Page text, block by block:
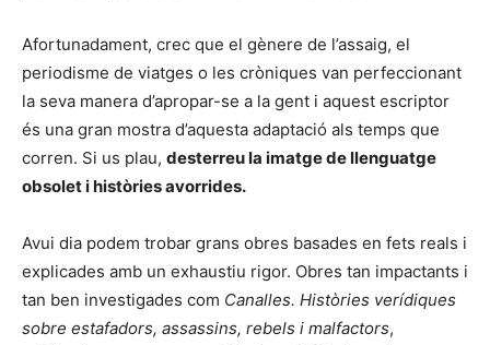
Afortunadament, crec que el gènere de l’assaig, el
periodisme de viatges o les cròniques van perfeccionant
la seva manera d’apropar-se a la gent i aquest escriptor
és una gran mostra d’aquesta adaptació als temps que
corren. Si us plau, desterreu la imatge de llenguatge
obsolet i històries avorrides.
Avui dia podem trobar grans obres basades en fets reals i
explicades amb un exhaustiu rigor. Obres tan impactants i
tan ben investigades com Canalles. Històries verídiques
sobre estafadors, assassins, rebels i malfactors,